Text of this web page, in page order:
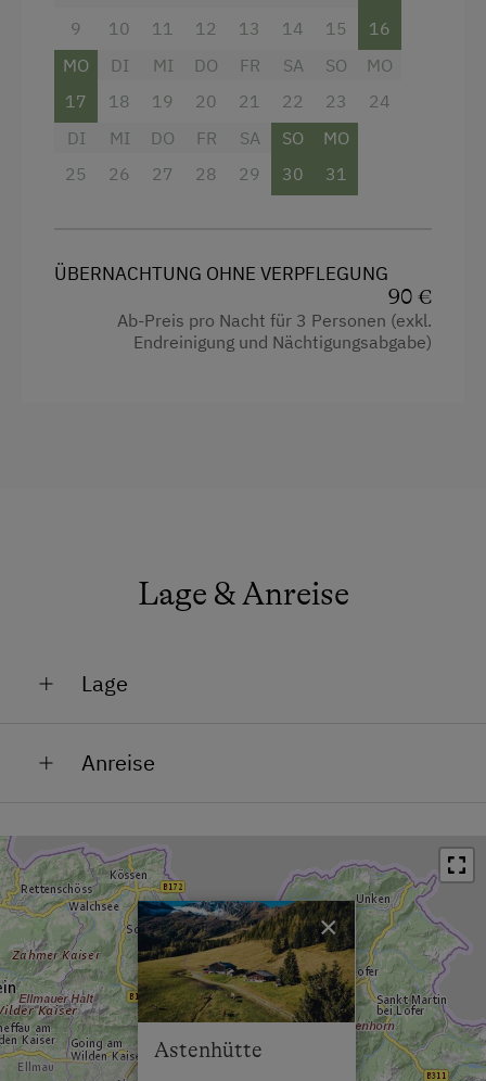
Urlaub zu zweit
Romantikurlaub zu zweit
Nachhaltiger Urlaub
Urlaub ohne Auto
Erbhöfe
9
10
11
12
13
14
15
16
MO
17
DI
18
MI
19
DO
20
FR
21
SA
22
SO
23
MO
24
DI
25
MI
26
DO
27
FR
28
SA
29
SO
30
MO
31
ÜBERNACHTUNG OHNE VERPFLEGUNG
90 €
Ab-Preis pro Nacht für 3 Personen (exkl.
Endreinigung und Nächtigungsabgabe)
Lage & Anreise
Lage
Lage im Grünen
Seehöhe bis 1.500 m
Anreise
Astenhütte
×